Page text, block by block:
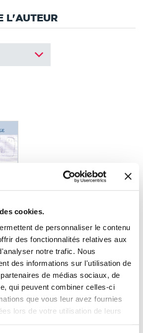
cookies.
de personnaliser le contenu
des fonctionnalités relatives aux
notre trafic. Nous
des informations sur l'utilisation de
de médias sociaux, de
qui peuvent combiner celles-ci
que vous leur avez fournies
lors de votre utilisation de leurs
L'AUTEUR